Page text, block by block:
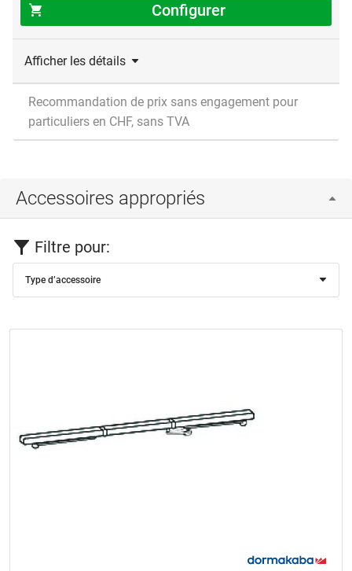
Configurer
Afficher les détails
Recommandation de prix sans engagement pour
particuliers en CHF, sans TVA
Accessoires appropriés
Filtre pour:
Type d’accessoire